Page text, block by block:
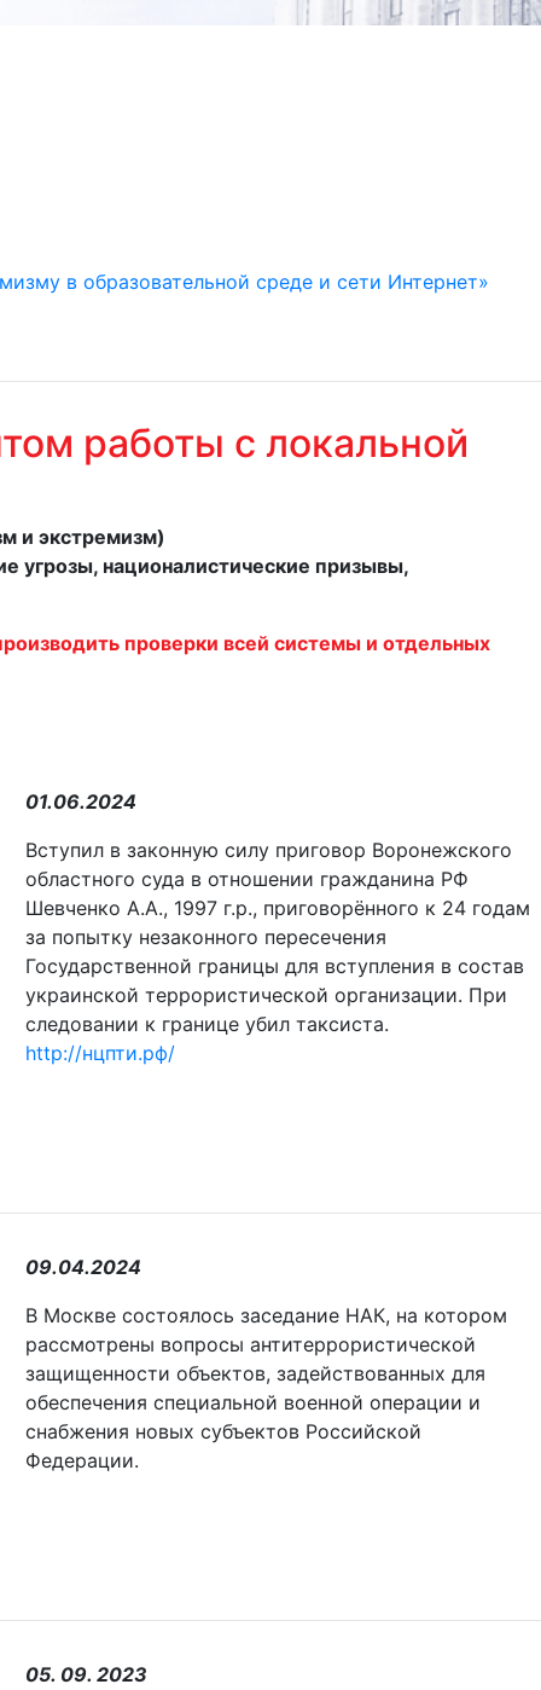
в образовательной среде и сети Интернет»
работы с локальной
и экстремизм)
угрозы, националистические призывы,
проверки всей системы и отдельных
01.06.2024
Вступил в законную силу приговор Воронежского
областного суда в отношении гражданина РФ
Шевченко А.А., 1997 г.р., приговорённого к 24 годам
за попытку незаконного пересечения
Государственной границы для вступления в состав
украинской террористической организации. При
следовании к границе убил таксиста.
http://нцпти.рф/
09.04.2024
В Москве состоялось заседание НАК, на котором
рассмотрены вопросы антитеррористической
защищенности объектов, задействованных для
обеспечения специальной военной операции и
снабжения новых субъектов Российской
Федерации.
05. 09. 2023